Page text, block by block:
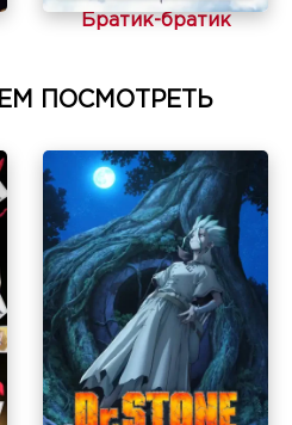
Братик-братик
ПОСМОТРЕТЬ